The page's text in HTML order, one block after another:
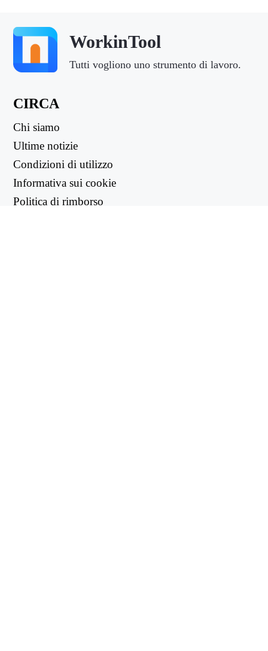
WorkinTool
Tutti vogliono uno strumento di lavoro.
CIRCA
Chi siamo
Ultime notizie
Condizioni di utilizzo
Informativa sui cookie
Politica di rimborso